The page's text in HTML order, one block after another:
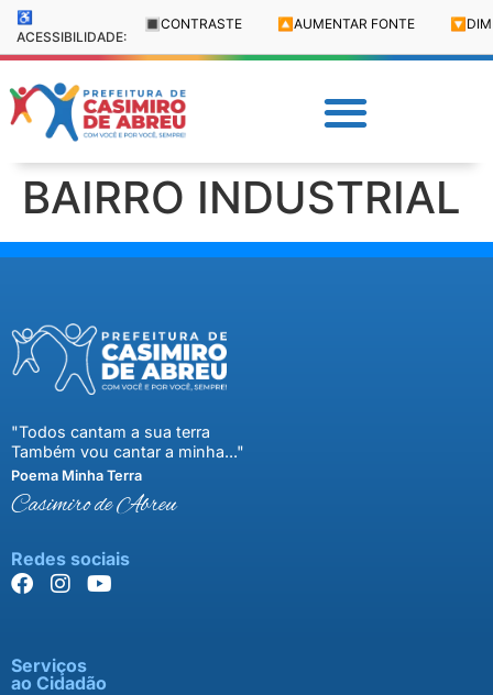
♿
ACESSIBILIDADE:
🔳 CONTRASTE 🔼 AUMENTAR FONTE 🔽
BAIRRO INDUSTRIAL
"Todos cantam a sua terra
Também vou cantar a minha..."
Poema Minha Terra
Casimiro de Abreu
Redes sociais
Serviços
ao Cidadão